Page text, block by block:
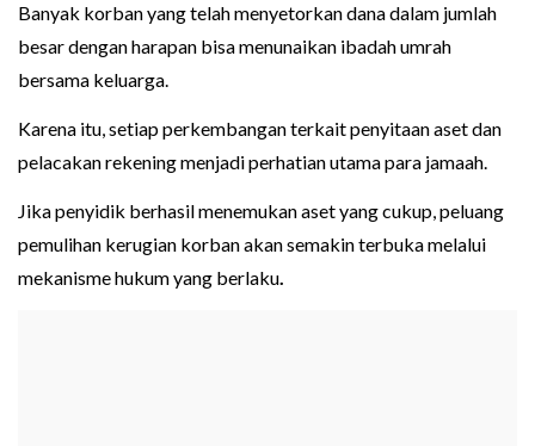
Banyak korban yang telah menyetorkan dana dalam jumlah
besar dengan harapan bisa menunaikan ibadah umrah
bersama keluarga.
Karena itu, setiap perkembangan terkait penyitaan aset dan
pelacakan rekening menjadi perhatian utama para jamaah.
Jika penyidik berhasil menemukan aset yang cukup, peluang
pemulihan kerugian korban akan semakin terbuka melalui
mekanisme hukum yang berlaku.